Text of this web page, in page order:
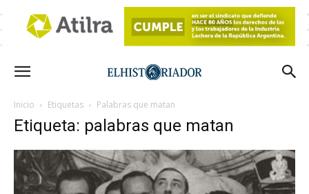
Inicio Etiquetas Palabras que matan
Etiqueta: palabras que matan